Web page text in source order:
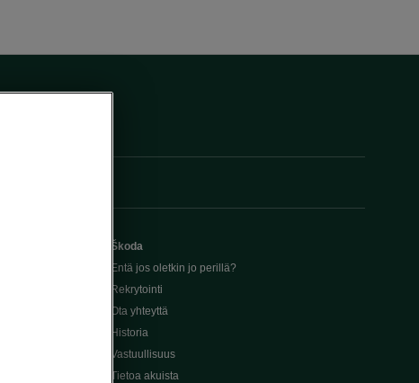
Škoda
Entä jos oletkin jo perillä?
Rekrytointi
Ota yhteyttä
Historia
Vastuullisuus
Tietoa akuista